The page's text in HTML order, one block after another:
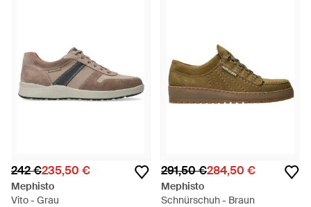
242 €235,50 €
Mephisto
Vito - Grau
291,50 €284,50 €
Mephisto
Schnürschuh - Braun